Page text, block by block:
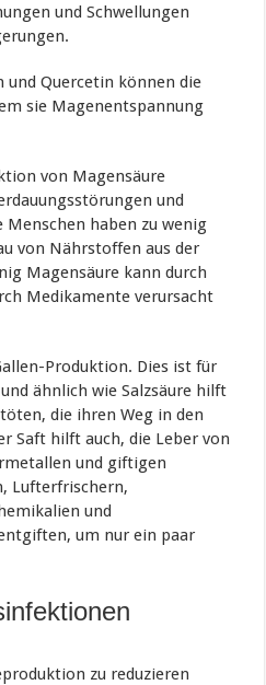
und Schwellungen
und Quercetin können die
sie Magenentspannung
von Magensäure
und
Menschen haben zu wenig
von Nährstoffen aus der
Magensäure kann durch
Medikamente verursacht
Produktion. Dies ist für
ähnlich wie Salzsäure hilft
die ihren Weg in den
Saft hilft auch, die Leber von
und giftigen
Lufterfrischern,
und
um nur ein paar
zu reduzieren